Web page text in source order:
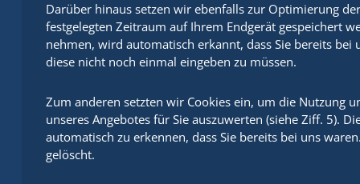
Darüber hinaus setzen wir ebenfalls zur Optimierung
festgelegten Zeitraum auf Ihrem Endgerät gespeichert
nehmen, wird automatisch erkannt, dass Sie bereits
diese nicht noch einmal eingeben zu müssen.
Zum anderen setzten wir Cookies ein, um die Nutzung
unseres Angebotes für Sie auszuwerten (siehe Ziff. 5).
automatisch zu erkennen, dass Sie bereits bei uns
gelöscht.